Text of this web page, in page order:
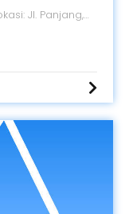
Jl. Panjang,